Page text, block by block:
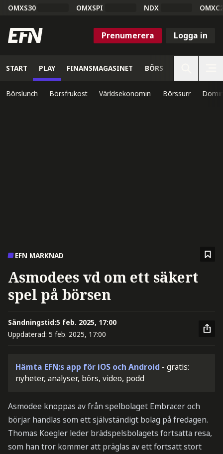
OMXS30 OMXSPI NDX
Prenumerera Logga in
START PLAY FINANSMAGASINET BÖRS
Börslunch Börsfrukost Världsekonomin Börssurr
EFN MARKNAD
Asmodees vd om ett säkert
spel på börsen
Sändningstid:5 feb. 2025, 17:00
Uppdaterad: 5 feb. 2025, 17:00
Hämta EFN:s app för iOS och Android - gratis:
nyheter, analyser, börs, video, podd
Asmodee knoppas av från spelbolaget Embracer och
börjar handlas som ett självständigt bolag på fredagen.
Thomas Koegler leder brädspelsbolagets fortsatta resa,
som han tror kommer att präglas av ett fortsatt stort